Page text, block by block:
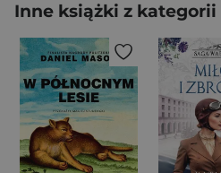
Inne książki z kategorii